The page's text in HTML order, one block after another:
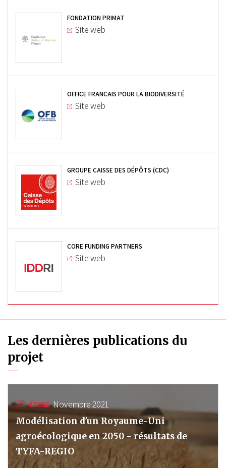
FONDATION PRIMAT
Site web
OFFICE FRANÇAIS POUR LA BIODIVERSITÉ
Site web
GROUPE CAISSE DES DÉPÔTS (CDC)
Site web
CORE FUNDING PARTNERS
Site web
Les dernières publications du
projet
ÉTUDE Novembre 2021
Modélisation d'un Royaume-Uni
agroécologique en 2050 - résultats de
TYFA-REGIO